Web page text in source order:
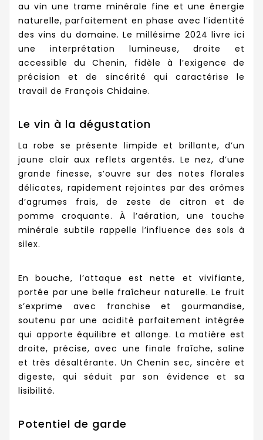
au vin une trame minérale fine et une énergie
naturelle, parfaitement en phase avec l’identité
des vins du domaine. Le millésime 2024 livre ici
une interprétation lumineuse, droite et
accessible du Chenin, fidèle à l’exigence de
précision et de sincérité qui caractérise le
travail de François Chidaine.
Le vin à la dégustation
La robe se présente limpide et brillante, d’un
jaune clair aux reflets argentés. Le nez, d’une
grande finesse, s’ouvre sur des notes florales
délicates, rapidement rejointes par des arômes
d’agrumes frais, de zeste de citron et de
pomme croquante. À l’aération, une touche
minérale subtile rappelle l’influence des sols à
silex.
En bouche, l’attaque est nette et vivifiante,
portée par une belle fraîcheur naturelle. Le fruit
s’exprime avec franchise et gourmandise,
soutenu par une acidité parfaitement intégrée
qui apporte équilibre et allonge. La matière est
droite, précise, avec une finale fraîche, saline
et très désaltérante. Un Chenin sec, sincère et
digeste, qui séduit par son évidence et sa
lisibilité.
Potentiel de garde